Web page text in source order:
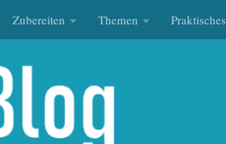
Zubereiten Themen Praktisches